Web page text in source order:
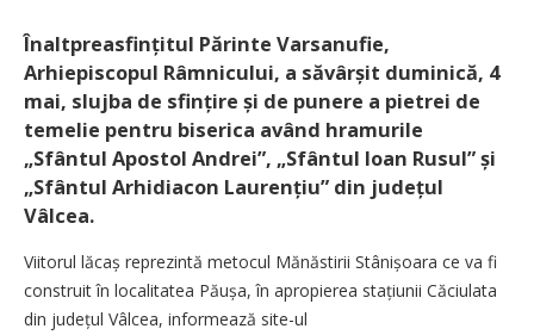
Înaltpreasfințitul Părinte Varsanufie,
Arhiepiscopul Râmnicului, a săvârșit duminică, 4
mai, slujba de sfințire și de punere a pietrei de
temelie pentru biserica având hramurile
„Sfântul Apostol Andrei”, „Sfântul Ioan Rusul” și
„Sfântul Arhidiacon Laurențiu” din județul
Vâlcea.
Viitorul lăcaș reprezintă metocul Mănăstirii Stânișoara ce va fi
construit în localitatea Păușa, în apropierea stațiunii Căciulata
din județul Vâlcea, informează site-ul